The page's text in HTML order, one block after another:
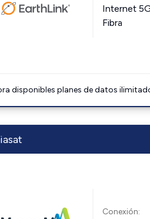
Internet
Fibra
disponibles planes de datos
Conexión: